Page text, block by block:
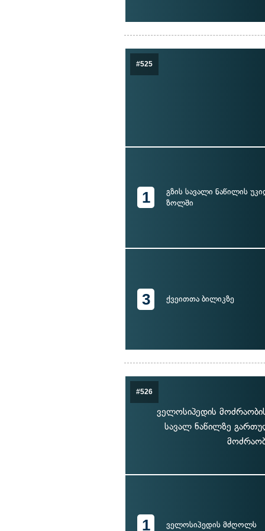
#525
1
გზის სავალი ნაწილის
ზოლში
3 ქვეითთა ბილიკზე
#526
ველოსიპედის
სავალ ნაწილზე
1 ველოსიპედის მძღოლს